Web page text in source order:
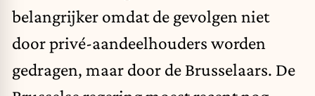
belangrijker omdat de gevolgen niet
door privé-aandeelhouders worden
gedragen, maar door de Brusselaars. De